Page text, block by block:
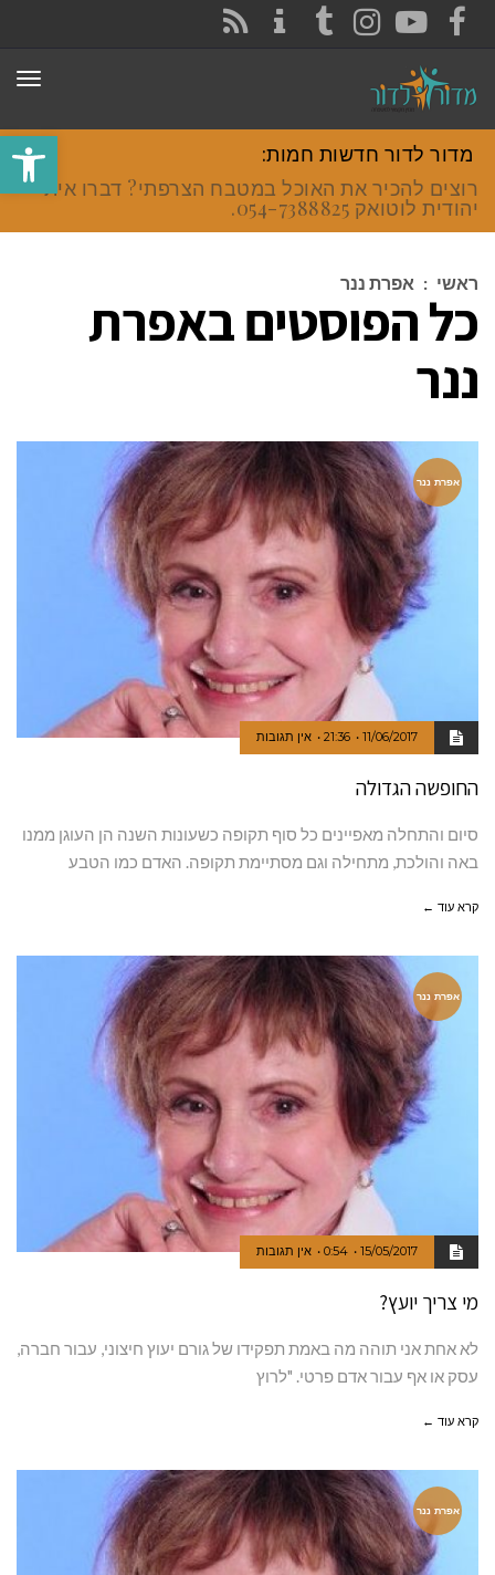
פתח
FACEBOOK
YOUTUBE
INSTAGRAM
TUMBLR
מדור לדור חדשות חמות:
רוצים להכיר את האוכל במטבח הצרפתי? דברו איתי
יהודית לוטואק 054-7388825.
ראשי : אפרת ננר
כל הפוסטים באפרת
ננר
אפרת ננר
11/06/2017
21:36 אין תגובות
החופשה הגדולה
סיום והתחלה מאפיינים כל סוף תקופה כשעונות השנה הן העוגן ממנו
באה והולכת, מתחילה וגם מסתיימת תקופה. האדם כמו הטבע
קרא עוד ←
אפרת ננר
15/05/2017
0:54 אין תגובות
מי צריך יועץ?
לא אחת אני תוהה מה באמת תפקידו של גורם יעוץ חיצוני, עבור חברה,
עסק או אף עבור אדם פרטי. "לרוץ
קרא עוד ←
אפרת ננר